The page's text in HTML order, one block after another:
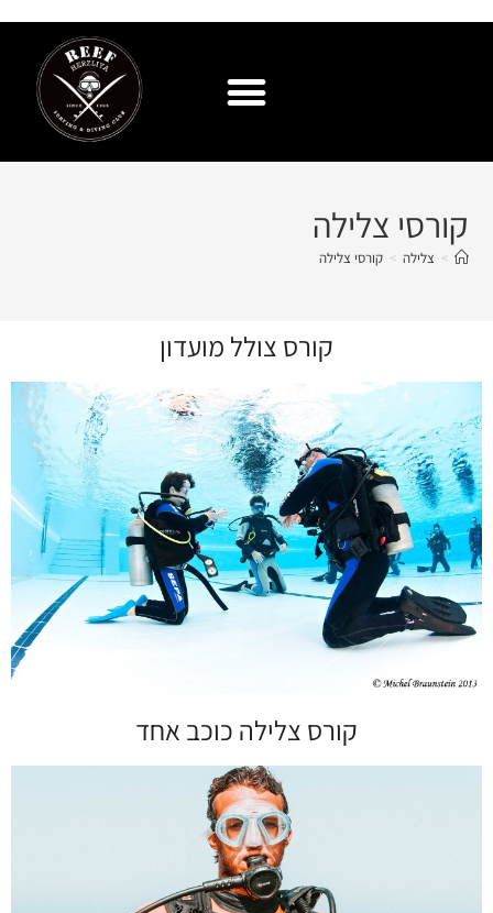
קורסי צלילה
> צלילה > קורסי צלילה
קורס צולל מועדון
קורס צלילה כוכב אחד